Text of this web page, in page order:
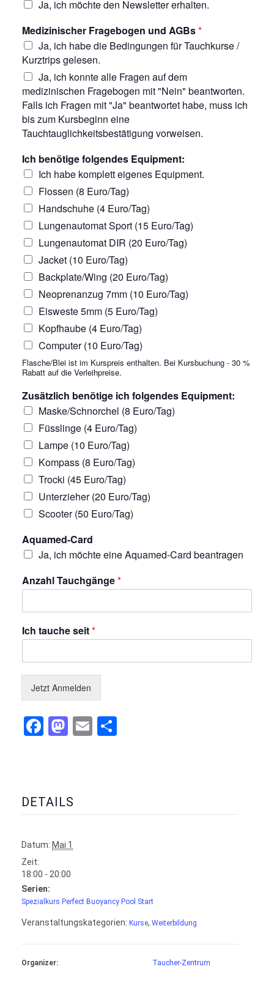
Ja, ich möchte den Newsletter erhalten.
Medizinischer Fragebogen und AGBs*
Ja, ich habe die Bedingungen für Tauchkurse /
Kurztrips gelesen.
Ja, ich konnte alle Fragen auf dem
medizinischen Fragebogen mit "Nein" beantworten.
Falls ich Fragen mit "Ja" beantwortet habe, muss ich
bis zum Kursbeginn eine
Tauchtauglichkeitsbestätigung vorweisen.
Ich benötige folgendes Equipment:
Ich habe komplett eigenes Equipment.
Flossen (8 Euro/Tag)
Handschuhe (4 Euro/Tag)
Lungenautomat Sport (15 Euro/Tag)
Lungenautomat DIR (20 Euro/Tag)
Jacket (10 Euro/Tag)
Backplate/Wing (20 Euro/Tag)
Neoprenanzug 7mm (10 Euro/Tag)
Eisweste 5mm (5 Euro/Tag)
Kopfhaube (4 Euro/Tag)
Computer (10 Euro/Tag)
Flasche/Blei ist im Kurspreis enthalten. Bei Kursbuchung - 30 %
Rabatt auf die Verleihpreise.
Zusätzlich benötige ich folgendes Equipment:
Maske/Schnorchel (8 Euro/Tag)
Füsslinge (4 Euro/Tag)
Lampe (10 Euro/Tag)
Kompass (8 Euro/Tag)
Trocki (45 Euro/Tag)
Unterzieher (20 Euro/Tag)
Scooter (50 Euro/Tag)
Aquamed-Card
Ja, ich möchte eine Aquamed-Card beantragen
Anzahl Tauchgänge*
Ich tauche seit*
Jetzt Anmelden
Facebook
Mastodon
Email
DETAILS
Datum: Mai 1
Zeit:
18:00 - 20:00
Serien:
Spezialkurs Perfect Buoyancy Pool Start
Veranstaltungskategorien: Kurse, Weiterbildung
Organizer: Taucher-Zentrum